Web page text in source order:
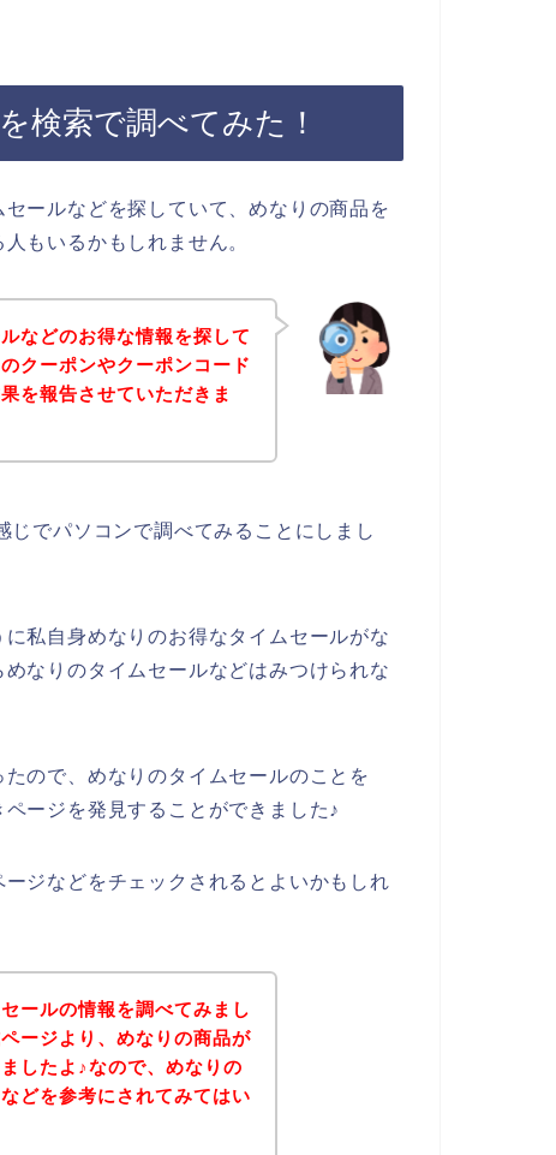
検索で調べてみた！
ールなどを探していて、めなりの商品を
もいるかもしれません。
などのお得な情報を探して
クーポンやクーポンコード
を報告させていただきま
じでパソコンで調べてみることにしまし
私自身めなりのお得なタイムセールがな
なりのタイムセールなどはみつけられな
ので、めなりのタイムセールのことを
ージを発見することができました♪
ジなどをチェックされるとよいかもしれ
ールの情報を調べてみまし
ージより、めなりの商品が
したよ♪なので、めなりの
どを参考にされてみてはい